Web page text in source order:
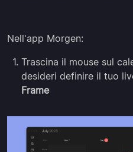
Nell'app Morgen:
Trascina il mouse sul
desideri definire il tuo
Frame